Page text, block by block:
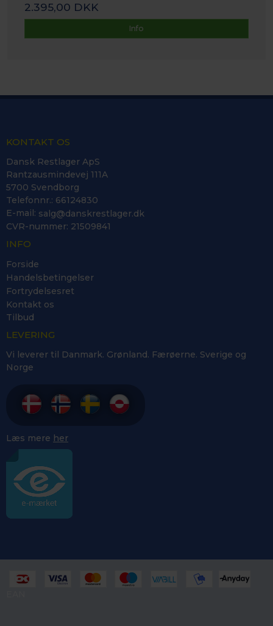
2.395,00 DKK
Info
KONTAKT OS
Dansk Restlager ApS
Rantzausmindevej 111A
5700 Svendborg
Telefonnr.: 66124830
E-mail : salg@danskrestlager.dk
CVR-nummer: 21509841
INFO
Forside
Handelsbetingelser
Fortrydelsesret
Kontakt os
Tilbud
LEVERING
Vi leverer til Danmark. Grønland. Færøerne. Sverige og
Norge
Læs mere her